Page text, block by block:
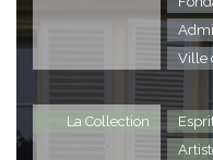
Ville
La Collection